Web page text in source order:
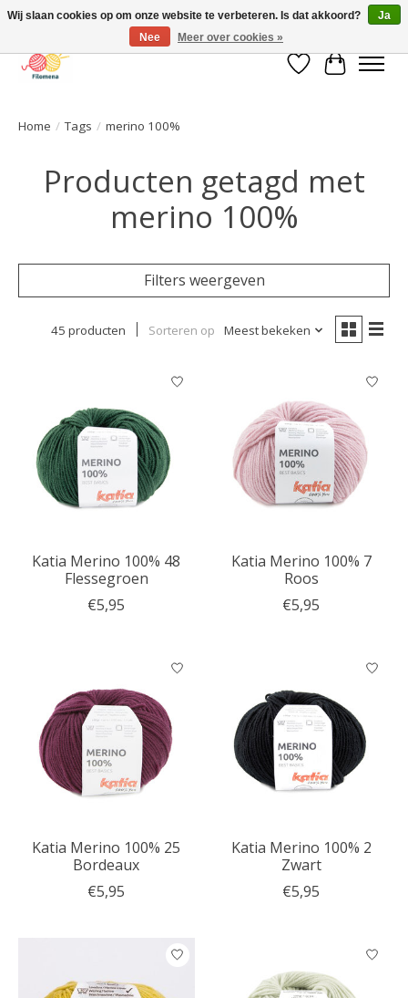
Verlanglijst
Home / Tags / merino 100%
Producten getagd met
merino 100%
Filters weergeven
45 producten Sorteren op Meest bekeken
Katia Merino 100% 48
Flessegroen
€5,95
Katia Merino 100% 7
Roos
€5,95
Katia Merino 100% 25
Bordeaux
€5,95
Katia Merino 100% 2
Zwart
€5,95
Wij slaan cookies op om onze website te verbeteren. Is dat akkoord?
Ja
Nee
Meer over cookies »